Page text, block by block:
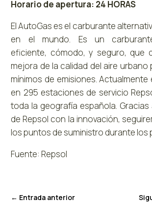
Horario de apertura: 24 HORAS
El AutoGas es el carburante
en el mundo. Es un
eficiente, cómodo, y seguro, que
mejora de la calidad del aire urbano
mínimos de emisiones. Actualmente
en 295 estaciones de servicio
toda la geografía española.
de Repsol con la innovación,
los puntos de suministro durante los
Fuente: Repsol
← Entrada anterior